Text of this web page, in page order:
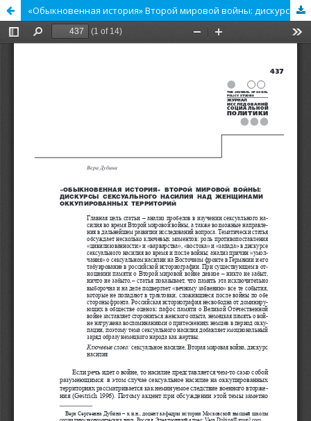
«Обыкновенная история» Второй мировой войны: дискурсы сексуального насилия над женщинами оккупированных территорий